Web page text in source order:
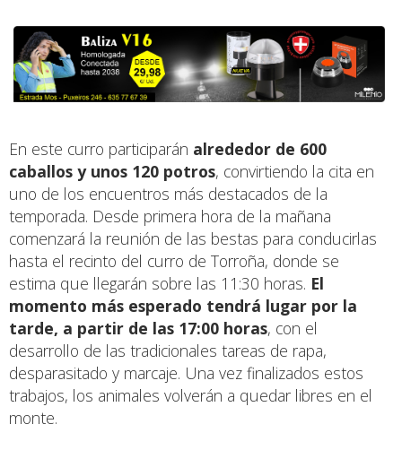
En este curro participarán alrededor de 600
caballos y unos 120 potros, convirtiendo la cita en
uno de los encuentros más destacados de la
temporada. Desde primera hora de la mañana
comenzará la reunión de las bestas para conducirlas
hasta el recinto del curro de Torroña, donde se
estima que llegarán sobre las 11:30 horas. El
momento más esperado tendrá lugar por la
tarde, a partir de las 17:00 horas, con el
desarrollo de las tradicionales tareas de rapa,
desparasitado y marcaje. Una vez finalizados estos
trabajos, los animales volverán a quedar libres en el
monte.